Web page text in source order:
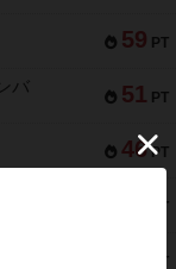
59 PT
51 PT
バ
46 PT
PT
PT